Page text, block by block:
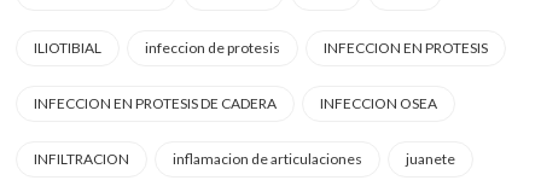
ILIOTIBIAL infeccion de protesis INFECCION EN PROTESIS
INFECCION EN PROTESIS DE CADERA INFECCION OSEA
INFILTRACION inflamacion de articulaciones juanete